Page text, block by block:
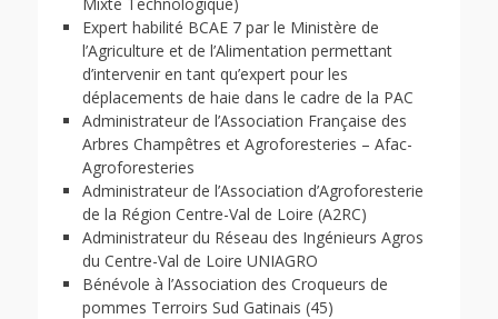
Expert habilité BCAE 7 par le Ministère de
l’Agriculture et de l’Alimentation permettant
d’intervenir en tant qu’expert pour les
déplacements de haie dans le cadre de la PAC
Administrateur de l’Association Française des
Arbres Champêtres et Agroforesteries – Afac-
Agroforesteries
Administrateur de l’Association d’Agroforesterie
de la Région Centre-Val de Loire (A2RC)
Administrateur du Réseau des Ingénieurs Agros
du Centre-Val de Loire UNIAGRO
Bénévole à l’Association des Croqueurs de
pommes Terroirs Sud Gatinais (45)